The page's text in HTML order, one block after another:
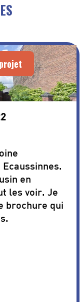
en
les voir. Je
brochure qui